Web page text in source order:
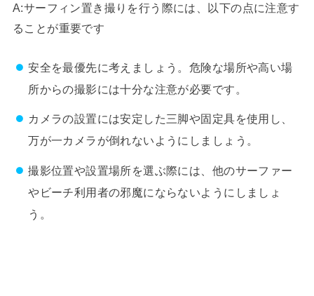
A:サーフィン置き撮りを行う際には、以下の点に注意す
ることが重要です
安全を最優先に考えましょう。危険な場所や高い場
所からの撮影には十分な注意が必要です。
カメラの設置には安定した三脚や固定具を使用し、
万が一カメラが倒れないようにしましょう。
撮影位置や設置場所を選ぶ際には、他のサーファー
やビーチ利用者の邪魔にならないようにしましょ
う。